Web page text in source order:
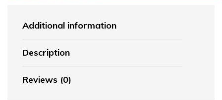
Additional information
Description
Reviews (0)